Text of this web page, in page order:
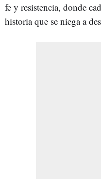
fe y resistencia, donde
historia que se niega a